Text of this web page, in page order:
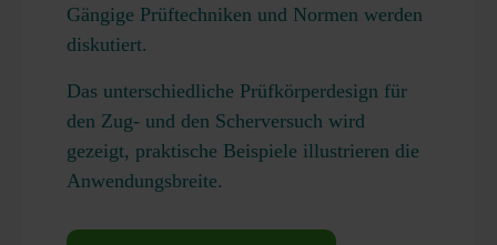
Gängige Prüftechniken und Normen werden
diskutiert.
Das unterschiedliche Prüfkörperdesign für
den Zug- und den Scherversuch wird
gezeigt, praktische Beispiele illustrieren die
Anwendungsbreite.